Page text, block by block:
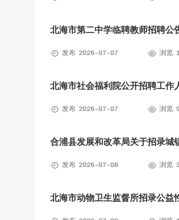
北海市第二中学临聘教师招聘公
 发布 2026-07-07  浏览
北海市社会福利院公开招聘工作
 发布 2026-07-07  浏览
合浦县发展和改革局关于招录城
 发布 2026-07-08  浏览
北海市动物卫生监督所招录公益